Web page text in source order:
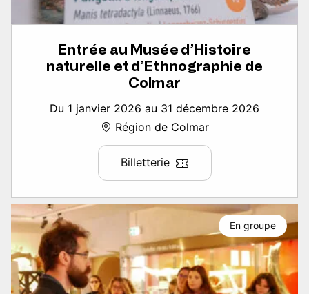
Entrée au Musée d’Histoire
naturelle et d’Ethnographie de
Colmar
Du 1 janvier 2026 au 31 décembre 2026
Région de Colmar
Billetterie
En groupe